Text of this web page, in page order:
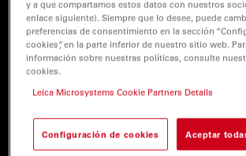
y a que compartamos estos datos con nuestros
enlace siguiente). Siempre que lo desee, puede
preferencias de consentimiento en la sección
cookies”, en la parte inferior de nuestro sitio web.
información sobre nuestras políticas, consulte
cookies.
Leica Microsystems Cookie Partners Details
Configuración de cookies Aceptar